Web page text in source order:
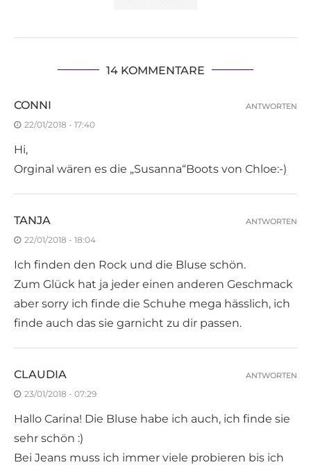
14 KOMMENTARE
CONNI
22/01/2018 - 17:40
Hi,
Orginal wären es die „Susanna“Boots von Chloe:-)
ANTWORTEN
TANJA
22/01/2018 - 18:04
Ich finden den Rock und die Bluse schön.
Zum Glück hat ja jeder einen anderen Geschmack
aber sorry ich finde die Schuhe mega hässlich, ich
finde auch das sie garnicht zu dir passen.
ANTWORTEN
CLAUDIA
23/01/2018 - 07:29
Hallo Carina! Die Bluse habe ich auch, ich finde sie
sehr schön :)
Bei Jeans muss ich immer viele probieren bis ich
ANTWORTEN